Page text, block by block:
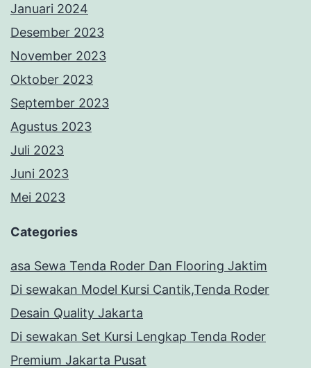
Januari 2024
Desember 2023
November 2023
Oktober 2023
September 2023
Agustus 2023
Juli 2023
Juni 2023
Mei 2023
Categories
asa Sewa Tenda Roder Dan Flooring Jaktim
Di sewakan Model Kursi Cantik,Tenda Roder
Desain Quality Jakarta
Di sewakan Set Kursi Lengkap Tenda Roder
Premium Jakarta Pusat